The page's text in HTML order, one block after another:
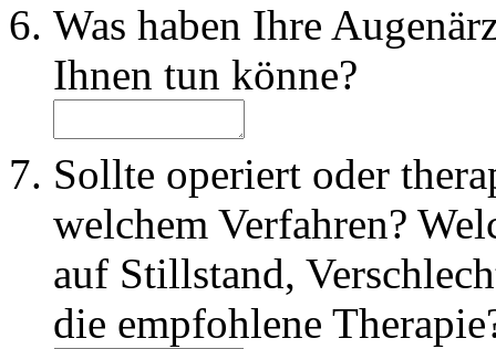
Was haben Ihre
Ihnen tun könne?
Sollte operiert oder
welchem Verfahren?
auf Stillstand,
die empfohlene